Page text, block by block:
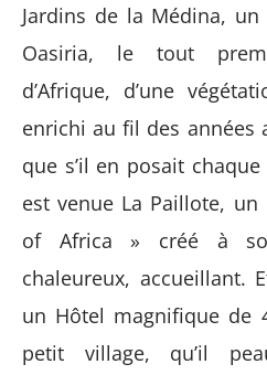
Jardins de la Médina, un
Oasiria, le tout
d’Afrique, d’une
enrichi au fil des années
que s’il en posait
est venue La Paillote,
of Africa » créé à
chaleureux, accueillant.
un Hôtel magnifique de
petit village, qu’il